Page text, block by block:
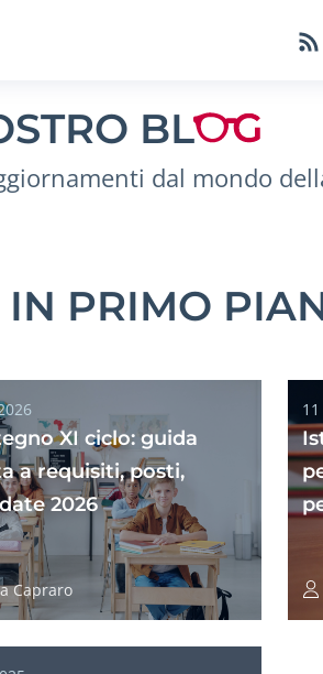
BL
dal mondo
IN PRIMO
XI ciclo: guida
a requisiti, posti,
2026
Capraro